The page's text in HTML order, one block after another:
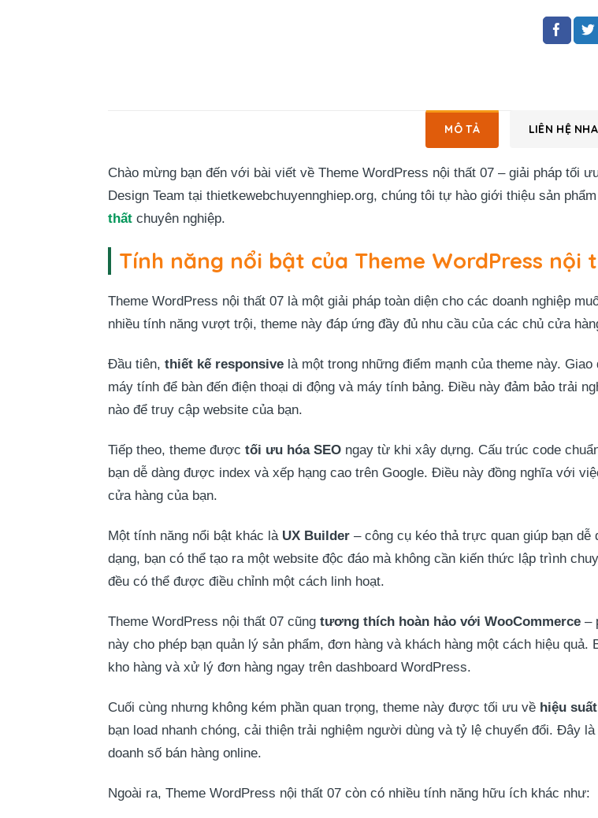
MÔ TẢ LIÊN HỆ
Chào mừng bạn đến với bài viết về Theme WordPress nội thất 07 – giải pháp tối
Design Team tại thietkewebchuyennghiep.org, chúng tôi tự hào giới thiệu sản
thất chuyên nghiệp.
Tính năng nổi bật của Theme WordPress nội
Theme WordPress nội thất 07 là một giải pháp toàn diện cho các doanh nghiệp
nhiều tính năng vượt trội, theme này đáp ứng đầy đủ nhu cầu của các chủ cửa
Đầu tiên, thiết kế responsive là một trong những điểm mạnh của theme này.
máy tính để bàn đến điện thoại di động và máy tính bảng. Điều này đảm bảo trải
nào để truy cập website của bạn.
Tiếp theo, theme được tối ưu hóa SEO ngay từ khi xây dựng. Cấu trúc code
bạn dễ dàng được index và xếp hạng cao trên Google. Điều này đồng nghĩa với
cửa hàng của bạn.
Một tính năng nổi bật khác là UX Builder – công cụ kéo thả trực quan giúp bạn
dạng, bạn có thể tạo ra một website độc đáo mà không cần kiến thức lập trình
đều có thể được điều chỉnh một cách linh hoạt.
Theme WordPress nội thất 07 cũng tương thích hoàn hảo với WooCommerce –
này cho phép bạn quản lý sản phẩm, đơn hàng và khách hàng một cách hiệu
kho hàng và xử lý đơn hàng ngay trên dashboard WordPress.
Cuối cùng nhưng không kém phần quan trọng, theme này được tối ưu về hiệu
bạn load nhanh chóng, cải thiện trải nghiệm người dùng và tỷ lệ chuyển đổi. Đây
doanh số bán hàng online.
Ngoài ra, Theme WordPress nội thất 07 còn có nhiều tính năng hữu ích khác như: